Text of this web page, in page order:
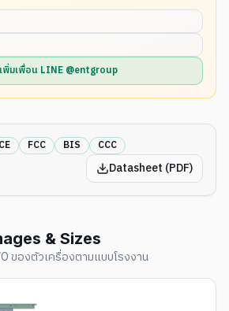
เพิ่มเพื่อน LINE @entgroup
CE FCC BIS CCC
Datasheet (PDF)
& Sizes
ของตัวเครื่องตามแบบโรงงาน